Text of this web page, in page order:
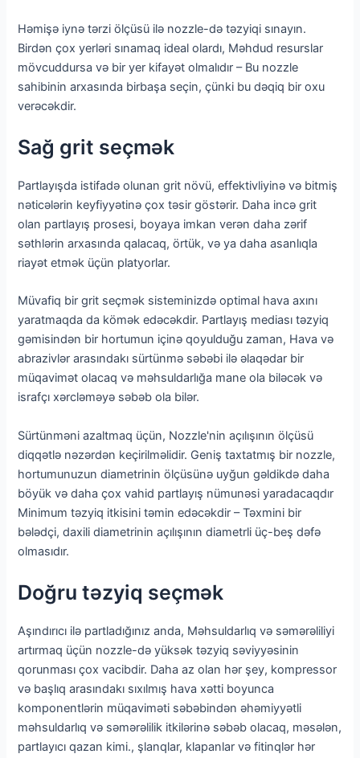
Həmişə iynə tərzi ölçüsü ilə nozzle-də təzyiqi sınayın.
Birdən çox yerləri sınamaq ideal olardı, Məhdud resurslar
mövcuddursa və bir yer kifayət olmalıdır – Bu nozzle
sahibinin arxasında birbaşa seçin, çünki bu dəqiq bir oxu
verəcəkdir.
Sağ grit seçmək
Partlayışda istifadə olunan grit növü, effektivliyinə və bitmiş
nəticələrin keyfiyyətinə çox təsir göstərir. Daha incə grit
olan partlayış prosesi, boyaya imkan verən daha zərif
səthlərin arxasında qalacaq, örtük, və ya daha asanlıqla
riayət etmək üçün platyorlar.
Müvafiq bir grit seçmək sisteminizdə optimal hava axını
yaratmaqda da kömək edəcəkdir. Partlayış mediası təzyiq
gəmisindən bir hortumun içinə qoyulduğu zaman, Hava və
abrazivlər arasındakı sürtünmə səbəbi ilə əlaqədar bir
müqavimət olacaq və məhsuldarlığa mane ola biləcək və
israfçı xərcləməyə səbəb ola bilər.
Sürtünməni azaltmaq üçün, Nozzle'nin açılışının ölçüsü
diqqətlə nəzərdən keçirilməlidir. Geniş taxtatmış bir nozzle,
hortumunuzun diametrinin ölçüsünə uyğun gəldikdə daha
böyük və daha çox vahid partlayış nümunəsi yaradacaqdır
Minimum təzyiq itkisini təmin edəcəkdir – Təxmini bir
bələdçi, daxili diametrinin açılışının diametrli üç-beş dəfə
olmasıdır.
Doğru təzyiq seçmək
Aşındırıcı ilə partladığınız anda, Məhsuldarlıq və səmərəliliyi
artırmaq üçün nozzle-də yüksək təzyiq səviyyəsinin
qorunması çox vacibdir. Daha az olan hər şey, kompressor
və başlıq arasındakı sıxılmış hava xətti boyunca
komponentlərin müqaviməti səbəbindən əhəmiyyətli
məhsuldarlıq və səmərəlilik itkilərinə səbəb olacaq, məsələn,
partlayıcı qazan kimi., şlanqlar, klapanlar və fitinqlər hər